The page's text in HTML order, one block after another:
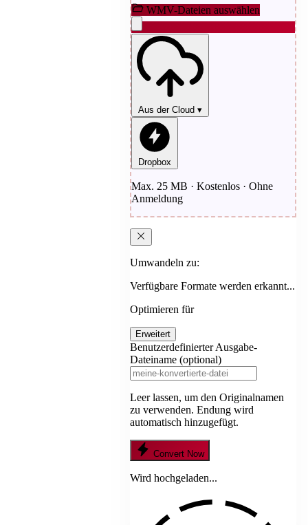
WMV-Dateien auswählen
Aus der Cloud ▾
Dropbox
Max. 25 MB · Kostenlos · Ohne
Anmeldung
Umwandeln zu:
Verfügbare Formate werden erkannt...
Optimieren für
Erweitert
Benutzerdefinierter Ausgabe-
Dateiname (optional)
Leer lassen, um den Originalnamen
zu verwenden. Endung wird
automatisch hinzugefügt.
Convert Now
Wird hochgeladen...